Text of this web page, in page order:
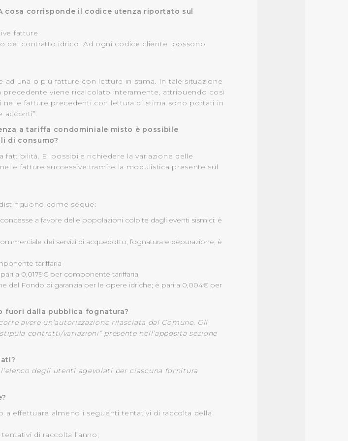
tutti i cookie sul dispositivo per le finalità sopra indicate.
le proprie preferenze selezionando i singoli cookie
in questo banner l’Utente rifiuta tutti i cookie con la sola
comporta il permanere delle impostazioni di default e
cookie o altri sistemi di tracciamento ad esclusione di quelli
cosa corrisponde il codice utenza riportato sul
fatture
del contratto idrico. Ad ogni codice cliente possono
una o più fatture con letture in stima. In tale situazione
viene ricalcolato interamente, attribuendo così
fatture precedenti con lettura di stima sono portati in
acconti”.
a tariffa condominiale misto è possibile
di consumo?
E’ possibile richiedere la variazione delle
fatture successive tramite la modulistica presente sul
come segue:
a favore delle popolazioni colpite dagli eventi sismici; è
dei servizi di acquedotto, fognatura e depurazione; è
tariffaria
a 0,0179€ per componente tariffaria
del Fondo di garanzia per le opere idriche; è pari a 0,004€ per
fuori dalla pubblica fognatura?
avere un’autorizzazione rilasciata dal Comune. Gli
contratti/variazioni” presente nell’apposita sezione
degli utenti agevolati per ciascuna fornitura
effettuare almeno i seguenti tentativi di raccolta della
di raccolta l’anno;